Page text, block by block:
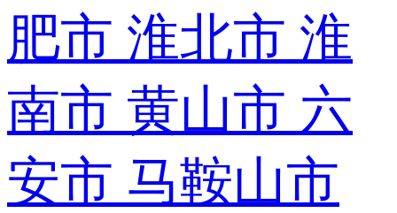
肥市 淮北市 淮
南市 黄山市 六
安市 马鞍山市